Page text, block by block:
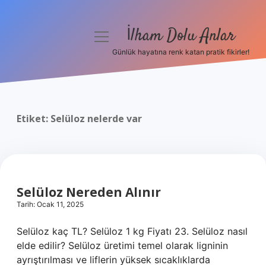
menüyü İlham Dolu Anlar
Günlük hayatına renk katan pratik fikirler!
Etiket: Selüloz nelerde var
Selüloz Nereden Alınır
Tarih: Ocak 11, 2025
Selüloz kaç TL? Selüloz 1 kg Fiyatı 23. Selüloz nasıl
elde edilir? Selüloz üretimi temel olarak ligninin
ayrıştırılması ve liflerin yüksek sıcaklıklarda